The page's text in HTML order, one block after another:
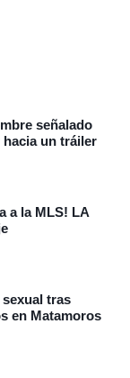
señalado
un tráiler
a la MLS! LA
tras
en Matamoros